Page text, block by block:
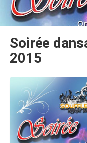
c
Soirée
2015